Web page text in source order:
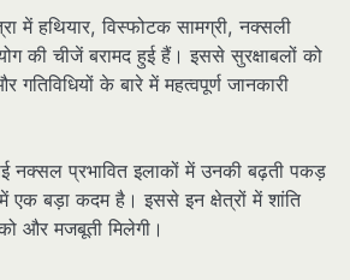
में हथियार, विस्फोटक सामग्री, नक्सली
की चीजें बरामद हुई हैं। इससे सुरक्षाबलों को
गतिविधियों के बारे में महत्वपूर्ण जानकारी
नक्सल प्रभावित इलाकों में उनकी बढ़ती पकड़
एक बड़ा कदम है। इससे इन क्षेत्रों में शांति
और मजबूती मिलेगी।